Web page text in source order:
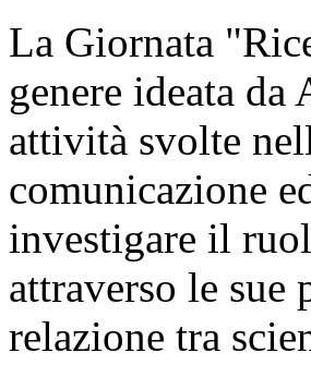
La Giornata
genere ideata
attività svolte
comunicazione
investigare il
attraverso le sue
relazione tra